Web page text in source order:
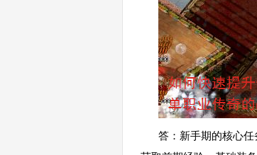
答：新手期的核心任